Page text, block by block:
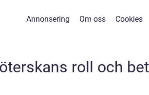
Annonsering Om oss Cookies
roll och